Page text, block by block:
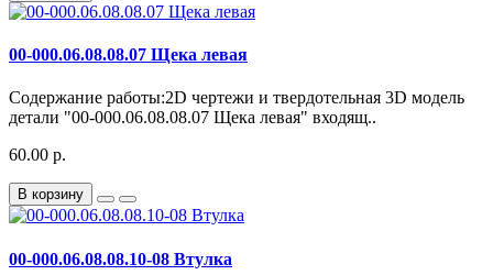
00-000.06.08.08.07 Щека левая
Содержание работы:2D чертежи и твердотельная 3D модель
детали "00-000.06.08.08.07 Щека левая" входящ..
60.00 р.
В корзину
00-000.06.08.08.10-08 Втулка